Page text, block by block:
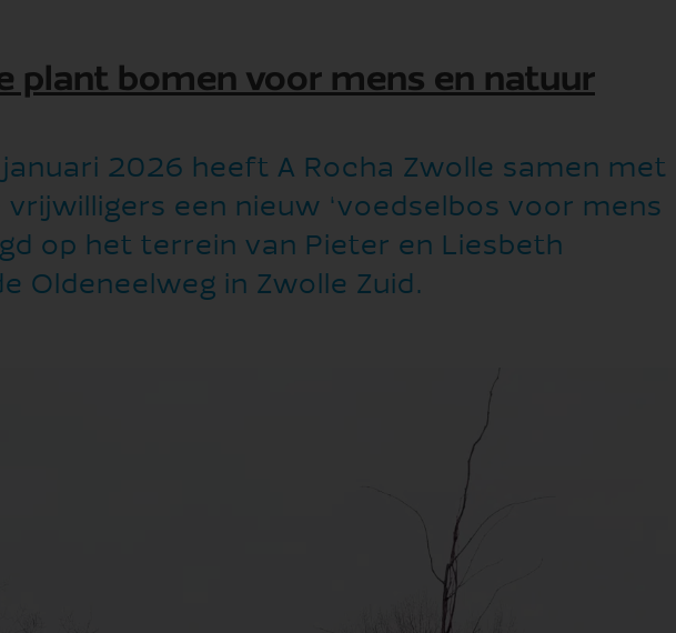
plant bomen voor mens en natuur
2026 heeft A Rocha Zwolle samen met
een nieuw ‘voedselbos voor mens
op het terrein van Pieter en Liesbeth
Oldeneelweg in Zwolle Zuid.